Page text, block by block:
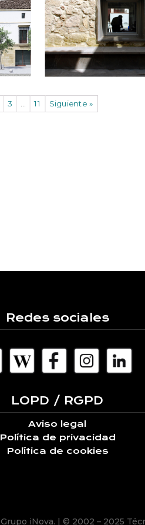
3 … 11 Siguiente »
Redes sociales
LOPD / RGPD
Aviso legal
Política de privacidad
Política de cookies
Grupo iNova. | © 2002 – 2025